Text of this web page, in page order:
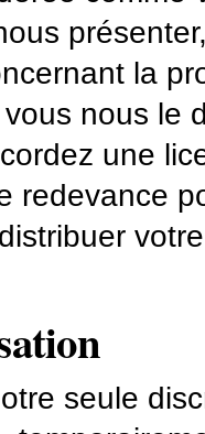
la
nous le
une
redevance
seule